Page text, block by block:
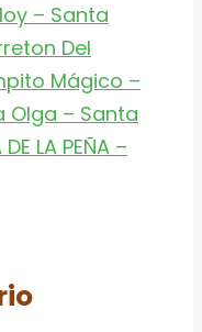
– Santa
Del
Mágico –
Olga – Santa
LA PEÑA –